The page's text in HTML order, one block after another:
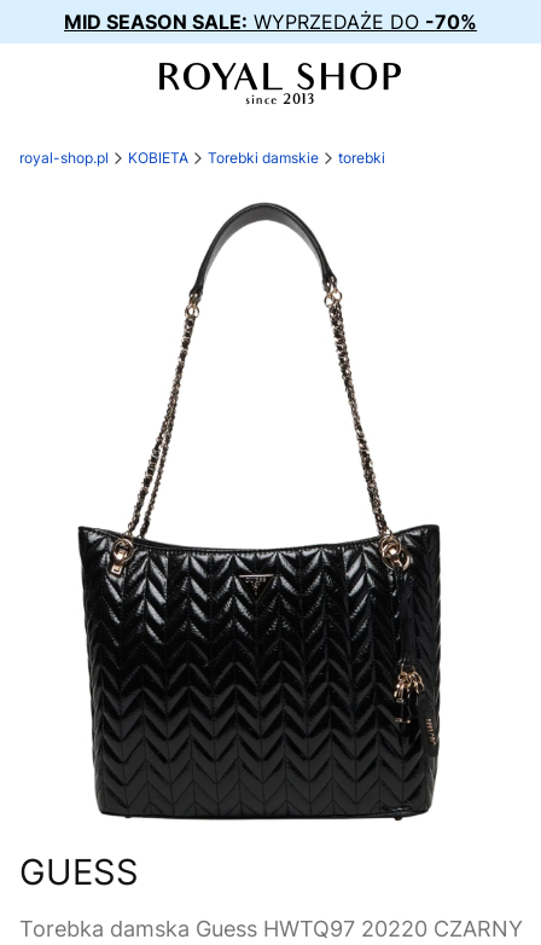
MID SEASON SALE: WYPRZEDAŻE DO -70%
royal-shop.pl KOBIETA Torebki damskie torebki
GUESS
Torebka damska Guess HWTQ97 20220 CZARNY